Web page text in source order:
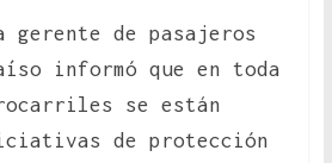
gerente de pasajeros
informó que en toda
se están
de protección